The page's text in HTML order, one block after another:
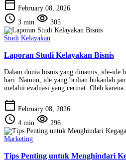
calendar_today February 08, 2026
schedule 3 min visibility 305
Studi Kelayakan
Laporan Studi Kelayakan Bisnis
Dalam dunia bisnis yang dinamis, ide-ide
hari. Namun, ide yang brilian bukanlah
melalui evaluasi yang cermat. Oleh karena
calendar_today February 08, 2026
schedule 4 min visibility 296
Marketing
Tips Penting untuk Menghindari